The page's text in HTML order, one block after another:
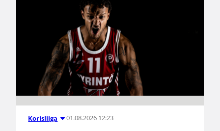
Korisliiga 01.08.2026 12:23